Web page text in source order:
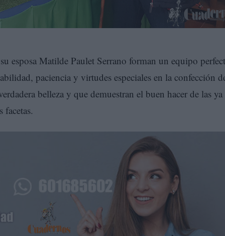
esposa Matilde Paulet Serrano forman un equipo
paciencia y virtudes especiales en la confección
belleza y que demuestran el buen hacer de las ya
facetas.